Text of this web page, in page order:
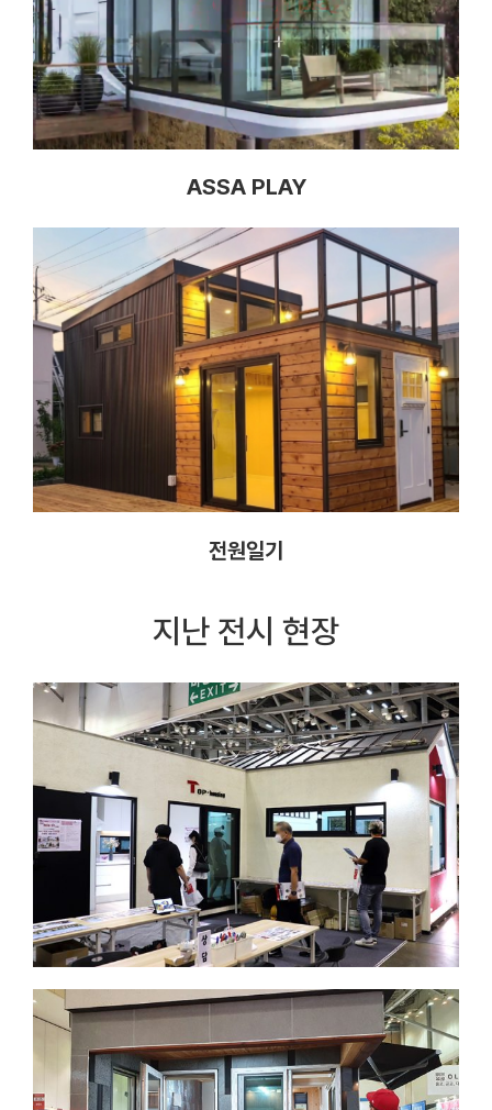
ASSA PLAY
전원일기
지난 전시 현장